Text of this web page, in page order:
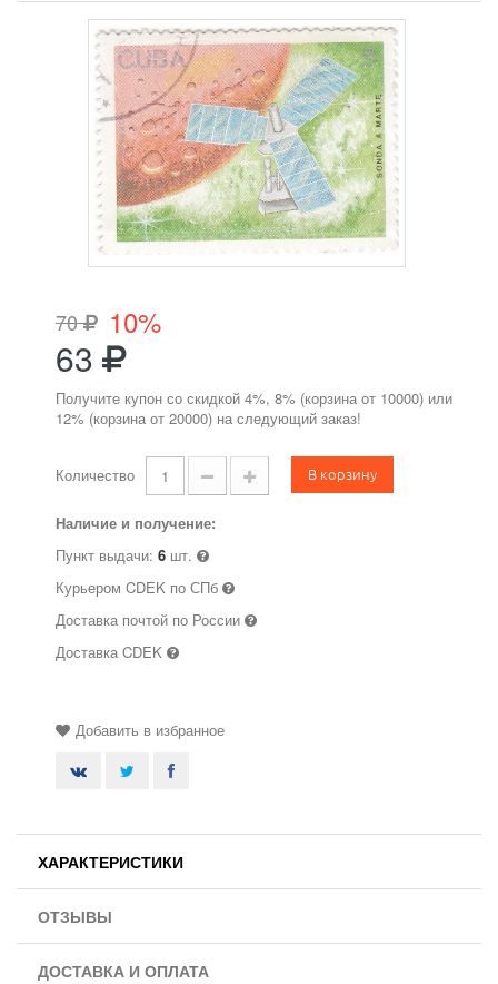
70 10%
63
Получите купон со скидкой 4%, 8% (корзина от 10000) или
12% (корзина от 20000) на следующий заказ!
Количество В корзину
Наличие и получение:
Пункт выдачи: 6 шт.
Курьером CDEK по СПб
Доставка почтой по России
Доставка CDEK
Добавить в избранное
ХАРАКТЕРИСТИКИ
ОТЗЫВЫ
ДОСТАВКА И ОПЛАТА